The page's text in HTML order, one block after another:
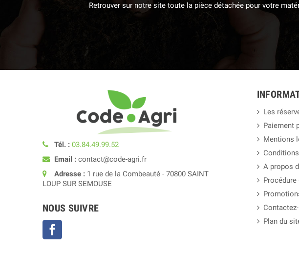
Retrouver sur notre site toute la pièce détachée pour votre
Tél. : 03.84.49.99.52
Email : contact@code-agri.fr
Adresse : 1 rue de la Combeauté - 70800 SAINT
LOUP SUR SEMOUSE
NOUS SUIVRE
Les
Paiement
Mentions
A propos
Procédure
Plan du